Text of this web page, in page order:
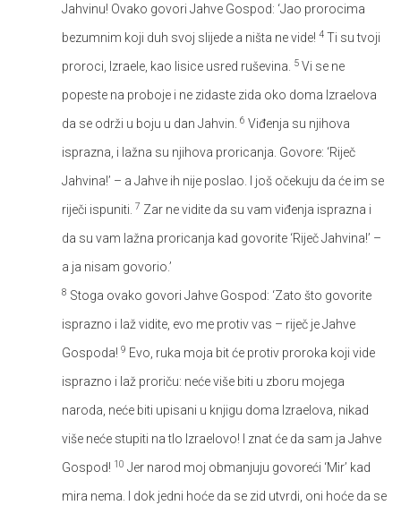
Jahvinu! Ovako govori Jahve Gospod: ‘Jao prorocima
bezumnim koji duh svoj slijede a ništa ne vide! 4 Ti su tvoji
proroci, Izraele, kao lisice usred ruševina.
5 Vi se ne
popeste na proboje i ne zidaste zida oko doma Izraelova
da se održi u boju u dan Jahvin. 6 Viđenja su njihova
isprazna, i lažna su njihova proricanja. Govore: ‘Riječ
Jahvina!’ – a Jahve ih nije poslao. I još očekuju da će im se
riječi ispuniti. 7 Zar ne vidite da su vam viđenja isprazna i
da su vam lažna proricanja kad govorite ‘Riječ Jahvina!’ –
a ja nisam govorio.’
8 Stoga ovako govori Jahve Gospod: ‘Zato što govorite
isprazno i laž vidite, evo me protiv vas – riječ je Jahve
Gospoda! 9 Evo, ruka moja bit će protiv proroka koji vide
isprazno i laž proriču: neće više biti u zboru mojega
naroda, neće biti upisani u knjigu doma Izraelova, nikad
više neće stupiti na tlo Izraelovo! I znat će da sam ja Jahve
Gospod! 10 Jer narod moj obmanjuju govoreći ‘Mir’ kad
mira nema. I dok jedni hoće da se zid utvrdi, oni hoće da se